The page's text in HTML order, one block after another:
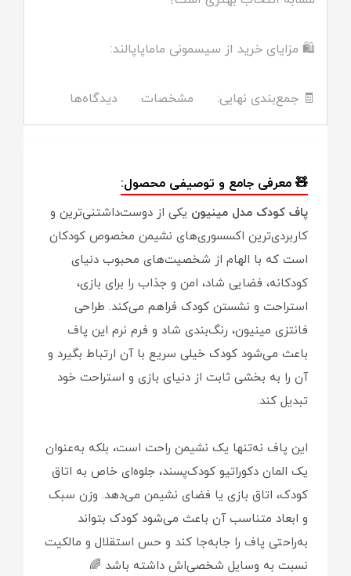
🛍️ مزایای خرید از سیسمونی ماماپاپالند:
🧾 جمع‌بندی نهایی: مشخصات دیدگاه‌ها
🧸 معرفی جامع و توصیفی محصول:
پاف کودک مدل مینیون یکی از دوست‌داشتنی‌ترین و
کاربردی‌ترین اکسسوری‌های نشیمن مخصوص کودکان
است که با الهام از شخصیت‌های محبوب دنیای
کودکانه، فضایی شاد، امن و جذاب را برای بازی،
استراحت و نشستن کودک فراهم می‌کند. طراحی
فانتزی مینیون، رنگ‌بندی شاد و فرم نرم این پاف
باعث می‌شود کودک خیلی سریع با آن ارتباط بگیرد و
آن را به بخشی ثابت از دنیای بازی و استراحت خود
تبدیل کند.
این پاف نه‌تنها یک نشیمن راحت است، بلکه به‌عنوان
یک المان دکوراتیو کودک‌پسند، جلوه‌ای خاص به اتاق
کودک، اتاق بازی یا فضای نشیمن می‌دهد. وزن سبک
و ابعاد متناسب آن باعث می‌شود کودک بتواند
به‌راحتی پاف را جابه‌جا کند و حس استقلال و مالکیت
نسبت به وسایل شخصی‌اش داشته باشد 🌈